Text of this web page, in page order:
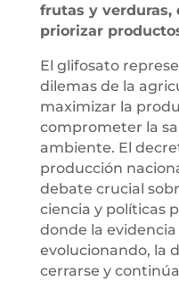
frutas y verduras,
priorizar
El glifosato
dilemas de la
maximizar la
comprometer la
ambiente. El
producción
debate crucial
ciencia y políticas
donde la
evolucionando, la
cerrarse y